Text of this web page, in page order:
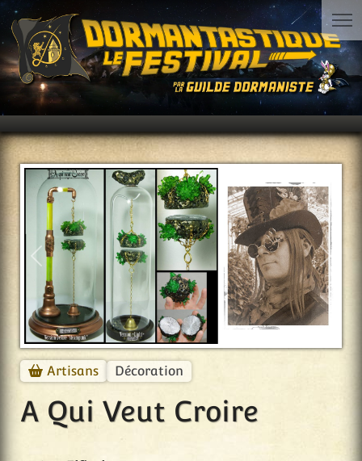
Précédent
Artisans Décoration
A Qui Veut Croire